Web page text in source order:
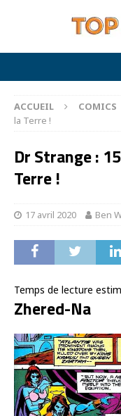
ACCUEIL COMICS
la Terre !
Dr Strange :
Terre !
17 avril 2020 Ben
Temps de lecture
Zhered-Na